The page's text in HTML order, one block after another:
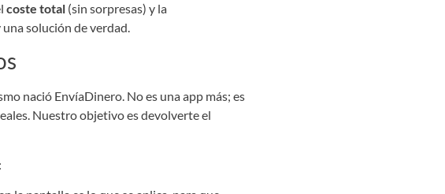
coste total (sin sorpresas) y la
solución de verdad.
nació EnvíaDinero. No es una app más; es
Nuestro objetivo es devolverte el